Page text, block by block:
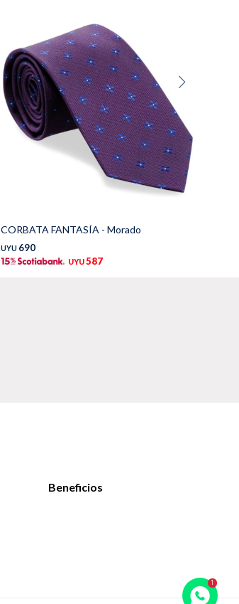
CORBATA FANTASÍA - Morado
UYU 690
UYU587
Beneficios